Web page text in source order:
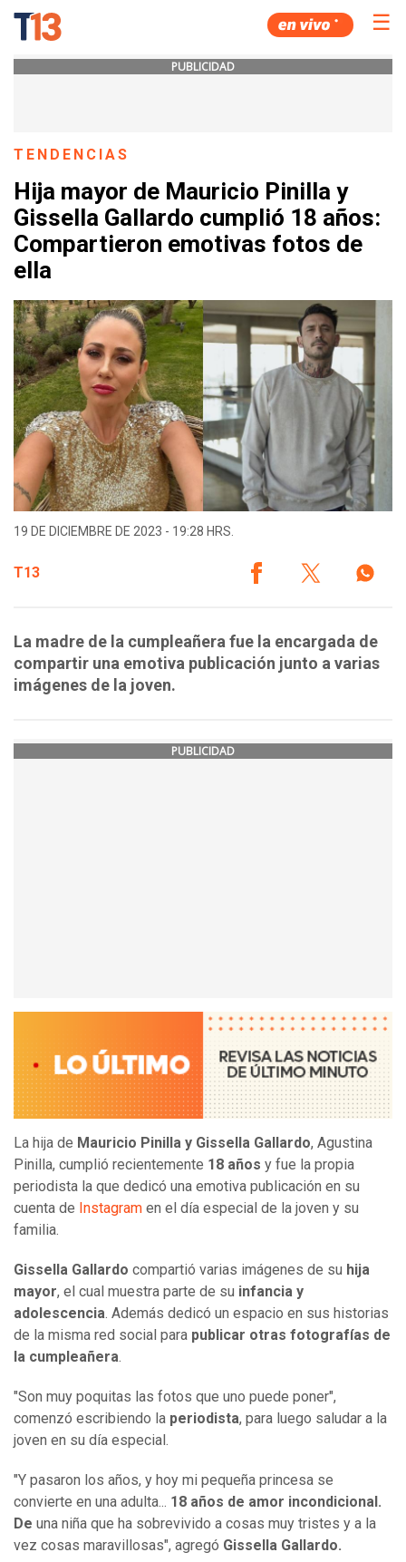
☰
PUBLICIDAD
TENDENCIAS
Hija mayor de Mauricio Pinilla y
Gissella Gallardo cumplió 18 años:
Compartieron emotivas fotos de
ella
19 DE DICIEMBRE DE 2023 - 19:28 HRS.
T13
La madre de la cumpleañera fue la encargada de
compartir una emotiva publicación junto a varias
imágenes de la joven.
PUBLICIDAD
La hija de Mauricio Pinilla y Gissella Gallardo, Agustina
Pinilla, cumplió recientemente 18 años y fue la propia
periodista la que dedicó una emotiva publicación en su
cuenta de Instagram en el día especial de la joven y su
familia.
Gissella Gallardo compartió varias imágenes de su hija
mayor, el cual muestra parte de su infancia y
adolescencia. Además dedicó un espacio en sus historias
de la misma red social para publicar otras fotografías de
la cumpleañera.
"Son muy poquitas las fotos que uno puede poner",
comenzó escribiendo la periodista, para luego saludar a la
joven en su día especial.
"Y pasaron los años, y hoy mi pequeña princesa se
convierte en una adulta... 18 años de amor incondicional.
De una niña que ha sobrevivido a cosas muy tristes y a la
vez cosas maravillosas", agregó Gissella Gallardo.